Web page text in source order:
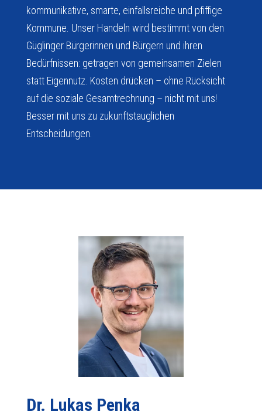
kommunikative, smarte, einfallsreiche und pfiffige
Kommune. Unser Handeln wird bestimmt von den
Güglinger Bürgerinnen und Bürgern und ihren
Bedürfnissen: getragen von gemein­samen Zielen
statt Eigennutz. Kosten drücken – ohne Rücksicht
auf die soziale Gesamtrechnung – nicht mit uns!
Besser mit uns zu zukunfts­tauglichen
Entscheidungen.
Dr. Lukas Penka